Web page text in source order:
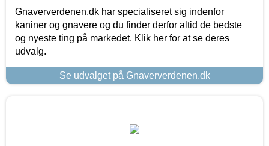
Gnaververdenen.dk har specialiseret sig indenfor
kaniner og gnavere og du finder derfor altid de bedste
og nyeste ting på markedet. Klik her for at se deres
udvalg.
Se udvalget på Gnaververdenen.dk